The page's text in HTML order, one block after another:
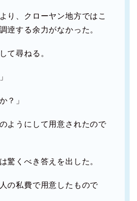
り、クローヤン地方ではこ
逹する余力がなかった。
て尋ねる。
？」
ようにして用意されたので
驚くべき答えを出した。
の私費で用意したもので